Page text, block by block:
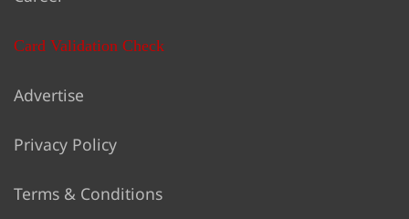
Card Validation Check
Advertise
Privacy Policy
Terms & Conditions